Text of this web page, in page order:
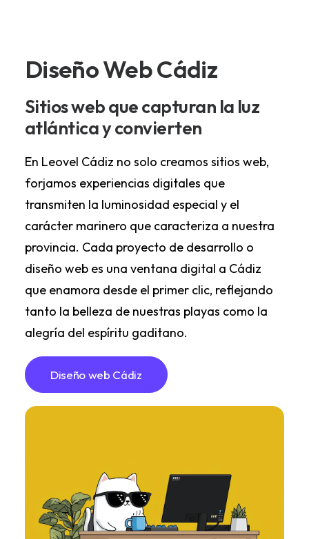
Diseño Web Cádiz
Sitios web que capturan la luz
atlántica y convierten
En Leovel Cádiz no solo creamos sitios web,
forjamos experiencias digitales que
transmiten la luminosidad especial y el
carácter marinero que caracteriza a nuestra
provincia. Cada proyecto de desarrollo o
diseño web es una ventana digital a Cádiz
que enamora desde el primer clic, reflejando
tanto la belleza de nuestras playas como la
alegría del espíritu gaditano.
Diseño web Cádiz